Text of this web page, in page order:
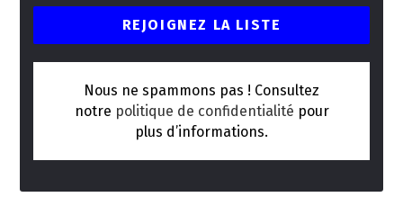
Nous ne spammons pas ! Consultez
notre politique de confidentialité pour
plus d’informations.